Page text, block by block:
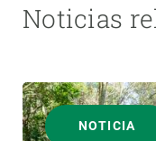
Noticias
NOTICIA